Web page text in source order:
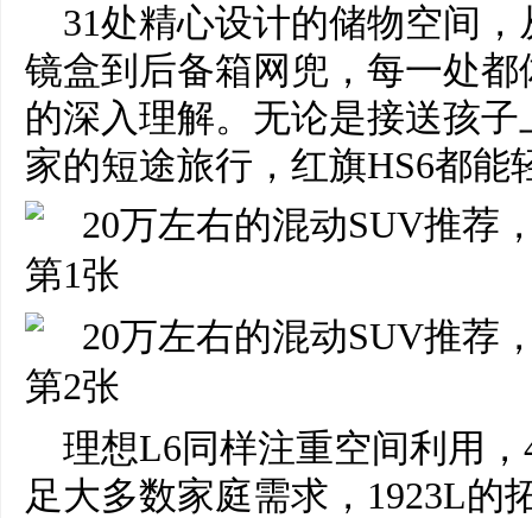
31处精心设计的储物空间
镜盒到后备箱网兜，每一处
的深入理解。无论是接送孩
家的短途旅行，红旗HS6都能
理想L6同样注重空间利用
足大多数家庭需求，1923L的